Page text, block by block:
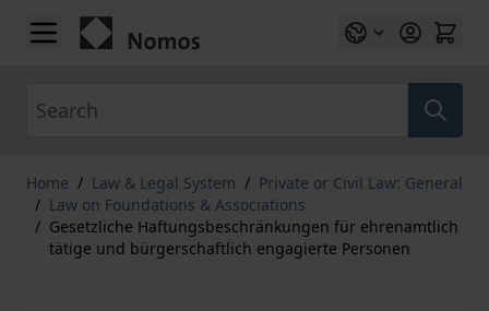
Skip to Content
Home / Law & Legal System / Private or Civil Law: General
/ Law on Foundations & Associations
/ Gesetzliche Haftungsbeschränkungen für ehrenamtlich
tätige und bürgerschaftlich engagierte Personen